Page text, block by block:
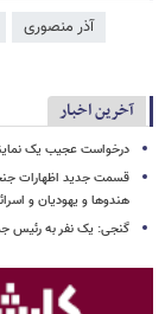
آذر منصوری
آخرین اخبار
درخواست عجیب یک
قسمت جدید اظهارات
هندوها و یهودیان و
گنجی: یک نفر به رئیس